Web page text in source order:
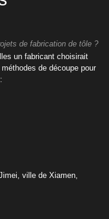
de fabrication de tôle ?
un fabricant choisirait
de découpe pour
ville de Xiamen,